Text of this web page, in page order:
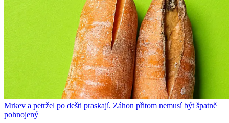
Mrkev a petržel po dešti praskají. Záhon přitom nemusí být špatně
pohnojený